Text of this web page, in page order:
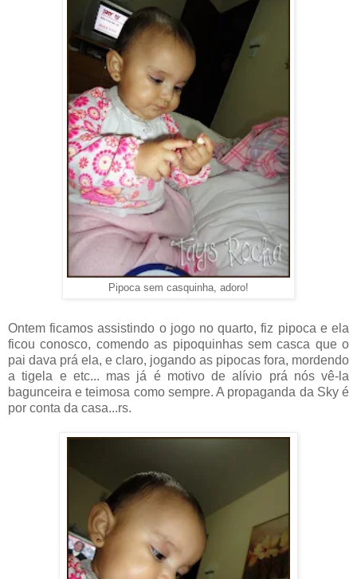
Pipoca sem casquinha, adoro!
Ontem ficamos assistindo o jogo no quarto, fiz pipoca e ela
ficou conosco, comendo as pipoquinhas sem casca que o
pai dava prá ela, e claro, jogando as pipocas fora, mordendo
a tigela e etc... mas já é motivo de alívio prá nós vê-la
bagunceira e teimosa como sempre. A propaganda da Sky é
por conta da casa...rs.